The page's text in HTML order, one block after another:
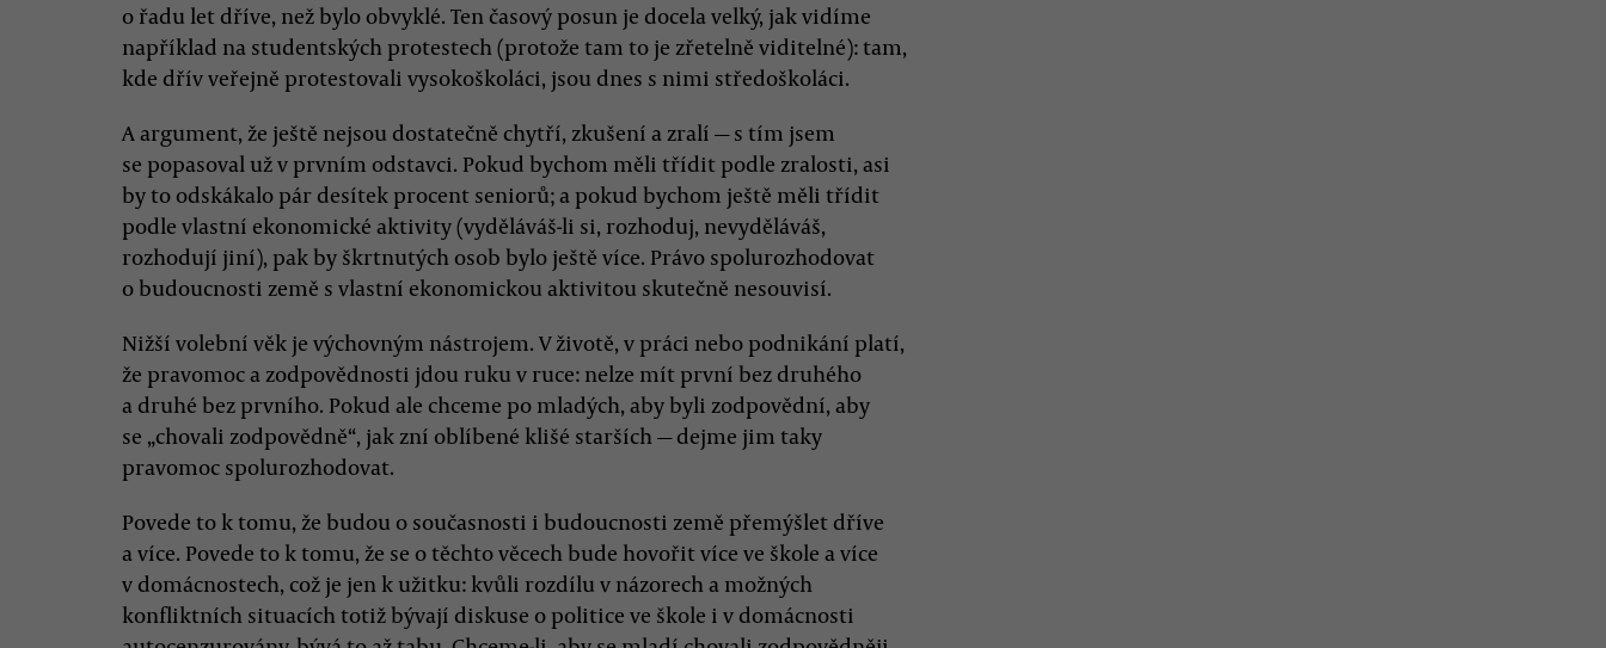
o řadu let dříve, než bylo obvyklé. Ten časový posun je docela velký, jak vidíme
například na studentských protestech (protože tam to je zřetelně viditelné): tam,
kde dřív veřejně protestovali vysokoškoláci, jsou dnes s nimi středoškoláci.
A argument, že ještě nejsou dostatečně chytří, zkušení a zralí — s tím jsem
se popasoval už v prvním odstavci. Pokud bychom měli třídit podle zralosti, asi
by to odskákalo pár desítek procent seniorů; a pokud bychom ještě měli třídit
podle vlastní ekonomické aktivity (vyděláváš-li si, rozhoduj, nevyděláváš,
rozhodují jiní), pak by škrtnutých osob bylo ještě více. Právo spolurozhodovat
o budoucnosti země s vlastní ekonomickou aktivitou skutečně nesouvisí.
Nižší volební věk je výchovným nástrojem. V životě, v práci nebo podnikání platí,
že pravomoc a zodpovědnosti jdou ruku v ruce: nelze mít první bez druhého
a druhé bez prvního. Pokud ale chceme po mladých, aby byli zodpovědní, aby
se „chovali zodpovědně“, jak zní oblíbené klišé starších — dejme jim taky
pravomoc spolurozhodovat.
Povede to k tomu, že budou o současnosti i budoucnosti země přemýšlet dříve
a více. Povede to k tomu, že se o těchto věcech bude hovořit více ve škole a více
v domácnostech, což je jen k užitku: kvůli rozdílu v názorech a možných
konfliktních situacích totiž bývají diskuse o politice ve škole i v domácnosti